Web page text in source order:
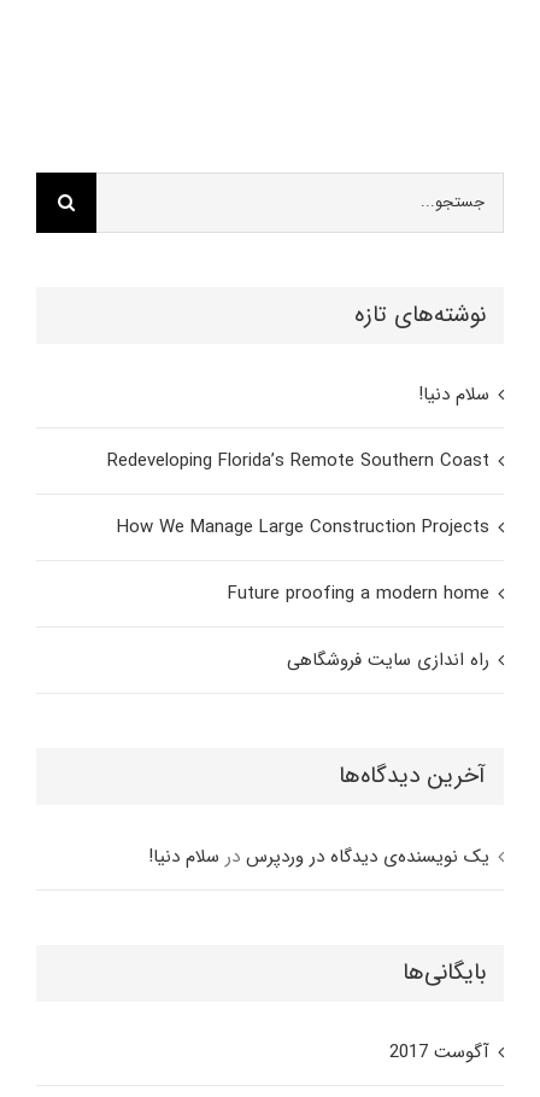
جستجو
برای:
نوشته‌های تازه
سلام دنیا!
Redeveloping Florida’s Remote Southern Coast
How We Manage Large Construction Projects
Future proofing a modern home
راه اندازی سایت فروشگاهی
آخرین دیدگاه‌ها
یک نویسنده‌ی دیدگاه در وردپرس در سلام دنیا!
بایگانی‌ها
آگوست 2017